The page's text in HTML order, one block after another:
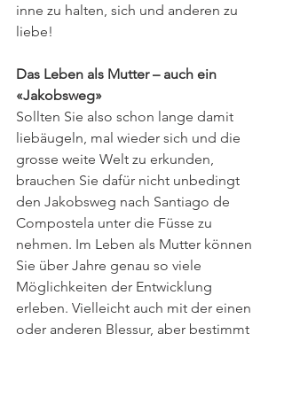
inne zu halten, sich und anderen zu
liebe!
Das Leben als Mutter – auch ein
«Jakobsweg»
Sollten Sie also schon lange damit
liebäugeln, mal wieder sich und die
grosse weite Welt zu erkunden,
brauchen Sie dafür nicht unbedingt
den Jakobsweg nach Santiago de
Compostela unter die Füsse zu
nehmen. Im Leben als Mutter können
Sie über Jahre genau so viele
Möglichkeiten der Entwicklung
erleben. Vielleicht auch mit der einen
oder anderen Blessur, aber bestimmt